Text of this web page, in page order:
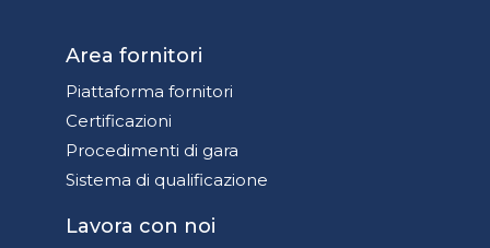
Area fornitori
Piattaforma fornitori
Certificazioni
Procedimenti di gara
Sistema di qualificazione
Lavora con noi